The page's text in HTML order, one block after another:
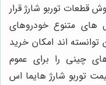
قطعات توربو شارژ قرار
های متنوع خودروهای
اند امکان خرید
چینی را برای عموم
توربو شارژ هایما اس